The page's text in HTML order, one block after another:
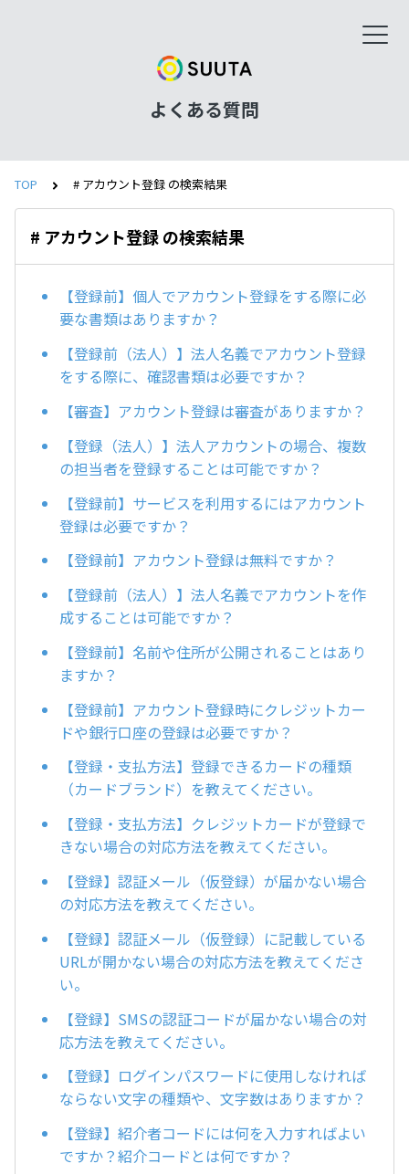
よくある質問
TOP # アカウント登録 の検索結果
# アカウント登録 の検索結果
【登録前】個人でアカウント登録をする際に必
要な書類はありますか？
【登録前（法人）】法人名義でアカウント登録
をする際に、確認書類は必要ですか？
【審査】アカウント登録は審査がありますか？
【登録（法人）】法人アカウントの場合、複数
の担当者を登録することは可能ですか？
【登録前】サービスを利用するにはアカウント
登録は必要ですか？
【登録前】アカウント登録は無料ですか？
【登録前（法人）】法人名義でアカウントを作
成することは可能ですか？
【登録前】名前や住所が公開されることはあり
ますか？
【登録前】アカウント登録時にクレジットカー
ドや銀行口座の登録は必要ですか？
【登録・支払方法】登録できるカードの種類
（カードブランド）を教えてください。
【登録・支払方法】クレジットカードが登録で
きない場合の対応方法を教えてください。
【登録】認証メール（仮登録）が届かない場合
の対応方法を教えてください。
【登録】認証メール（仮登録）に記載している
URLが開かない場合の対応方法を教えてくださ
い。
【登録】SMSの認証コードが届かない場合の対
応方法を教えてください。
【登録】ログインパスワードに使用しなければ
ならない文字の種類や、文字数はありますか？
【登録】紹介者コードには何を入力すればよい
ですか？紹介コードとは何ですか？